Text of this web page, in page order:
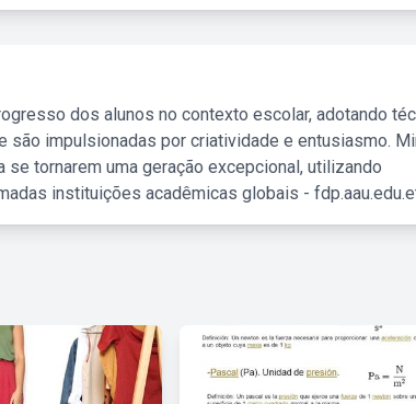
dos alunos no contexto escolar, adotando
impulsionadas por criatividade e entusiasmo.
tornarem uma geração excepcional, utilizando
instituições acadêmicas globais -